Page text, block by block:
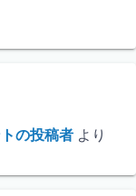
の投稿者 より